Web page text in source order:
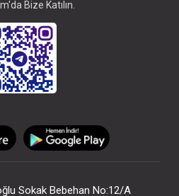
Bize Katılın.
Sokak Bebehan No:12/A